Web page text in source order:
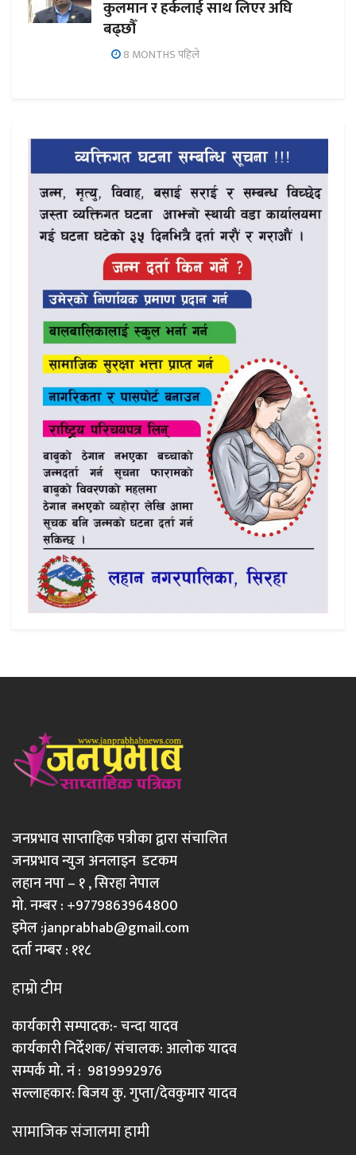
कुलमान र हर्कलाई साथ लिएर अघि
बढ्छौँ
8 MONTHS पहिले
जनप्रभाव साप्ताहिक पत्रीका द्वारा संचालित
जनप्रभाव न्युज अनलाइन डटकम
लहान नपा – १ , सिरहा नेपाल
मो. नम्बर : +9779863964800
इमेल :janprabhab@gmail.com
दर्ता नम्बर : ११८
हाम्रो टीम
कार्यकारी सम्पादक:- चन्दा यादव
कार्यकारी निर्देशक/ संचालक: आलोक यादव
सम्पर्क मो. नं : 9819992976
सल्लाहकार: बिजय कु. गुप्ता/देवकुमार यादव
सामाजिक संजालमा हामी